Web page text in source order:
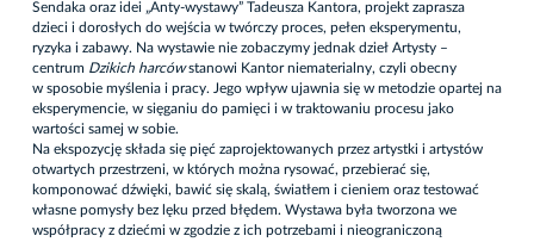
Sendaka oraz idei „Anty-wystawy” Tadeusza Kantora, projekt zaprasza
dzieci i dorosłych do wejścia w twórczy proces, pełen eksperymentu,
ryzyka i zabawy. Na wystawie nie zobaczymy jednak dzieł Artysty –
centrum Dzikich harcówstanowi Kantor niematerialny, czyli obecny
w sposobie myślenia i pracy. Jego wpływ ujawnia się w metodzie opartej na
eksperymencie, w sięganiu do pamięci i w traktowaniu procesu jako
wartości samej w sobie.
Na ekspozycję składa się pięć zaprojektowanych przez artystki i artystów
otwartych przestrzeni, w których można rysować, przebierać się,
komponować dźwięki, bawić się skalą, światłem i cieniem oraz testować
własne pomysły bez lęku przed błędem. Wystawa była tworzona we
współpracy z dziećmi w zgodzie z ich potrzebami i nieograniczoną